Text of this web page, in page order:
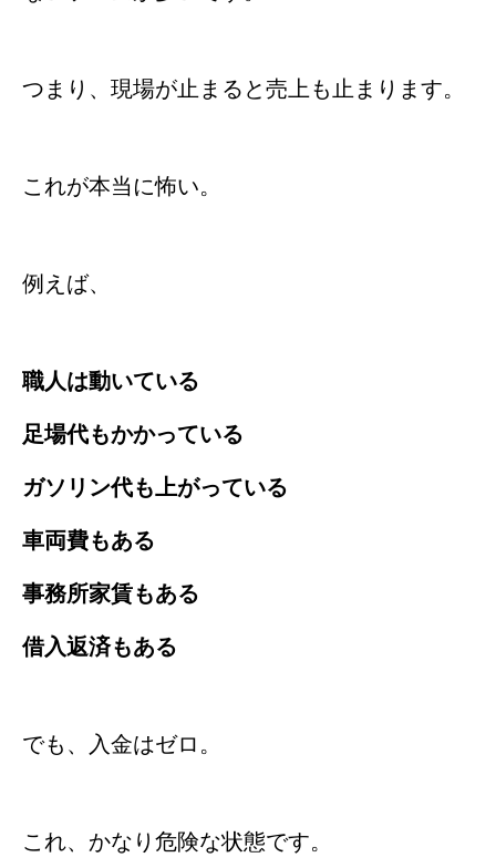
つまり、現場が止まると売上も止まります。
これが本当に怖い。
例えば、
職人は動いている
足場代もかかっている
ガソリン代も上がっている
車両費もある
事務所家賃もある
借入返済もある
でも、入金はゼロ。
これ、かなり危険な状態です。